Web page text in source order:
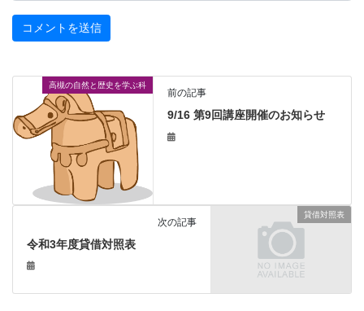
高槻の自然と歴史を学ぶ科
前の記事
9/16 第9回講座開催のお知らせ
貸借対照表
次の記事
令和3年度貸借対照表